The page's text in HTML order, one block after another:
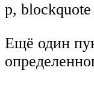
p,
Ещё один